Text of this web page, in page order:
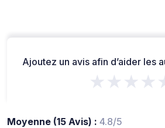
Ajoutez un avis afin d’aider les
Moyenne (15 Avis) : 4.8/5